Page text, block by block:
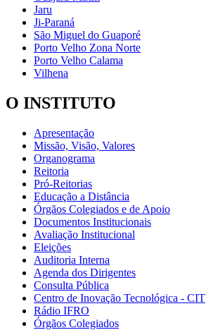
Jaru
Ji-Paraná
São Miguel do Guaporé
Porto Velho Zona Norte
Porto Velho Calama
Vilhena
O INSTITUTO
Apresentação
Missão, Visão, Valores
Organograma
Reitoria
Pró-Reitorias
Educação a Distância
Órgãos Colegiados e de Apoio
Documentos Institucionais
Avaliação Institucional
Eleições
Auditoria Interna
Agenda dos Dirigentes
Consulta Pública
Centro de Inovação Tecnológica - CIT
Rádio IFRO
Órgãos Colegiados